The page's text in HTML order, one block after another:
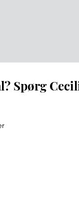
Spørg